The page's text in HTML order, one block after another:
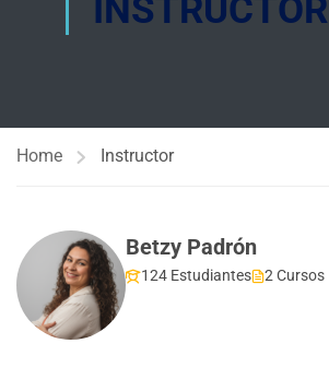
INSTRUCTOR
Home Instructor
Betzy Padrón
124 Estudiantes 2 Cursos